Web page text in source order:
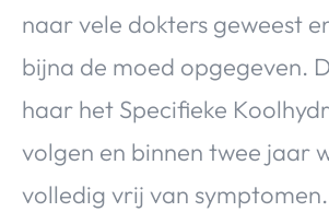
Travel
Lifestyle
naar vele dokters geweest
bijna de moed opgegeven.
haar het Specifieke
volgen en binnen twee jaar
volledig vrij van